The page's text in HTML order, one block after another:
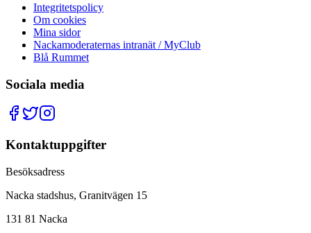
Integritetspolicy
Om cookies
Mina sidor
Nackamoderaternas intranät / MyClub
Blå Rummet
Sociala media
Kontaktuppgifter
Besöksadress
Nacka stadshus, Granitvägen 15
131 81 Nacka